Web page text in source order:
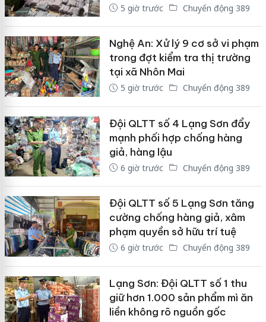
5 giờ trước Chuyển động 389
Nghệ An: Xử lý 9 cơ sở vi phạm
trong đợt kiểm tra thị trường
tại xã Nhôn Mai
5 giờ trước Chuyển động 389
Đội QLTT số 4 Lạng Sơn đẩy
mạnh phối hợp chống hàng
giả, hàng lậu
6 giờ trước Chuyển động 389
Đội QLTT số 5 Lạng Sơn tăng
cường chống hàng giả, xâm
phạm quyền sở hữu trí tuệ
6 giờ trước Chuyển động 389
Lạng Sơn: Đội QLTT số 1 thu
giữ hơn 1.000 sản phẩm mì ăn
liền không rõ nguồn gốc